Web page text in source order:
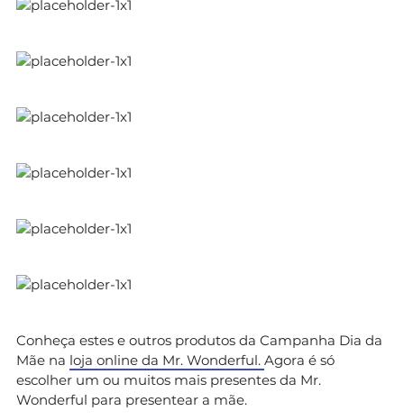
Conheça estes e outros produtos da Campanha Dia da
Mãe na loja online da Mr. Wonderful. Agora é só
escolher um ou muitos mais presentes da Mr.
Wonderful para presentear a mãe.